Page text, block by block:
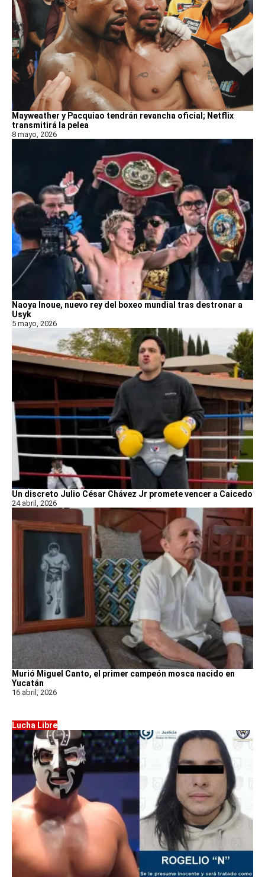
Mayweather y Pacquiao tendrán revancha oficial; Netflix
transmitirá la pelea
8 mayo, 2026
Naoya Inoue, nuevo rey del boxeo mundial tras destronar a
Usyk
5 mayo, 2026
Un discreto Julio César Chávez Jr promete vencer a Caicedo
24 abril, 2026
Murió Miguel Canto, el primer campeón mosca nacido en
Yucatán
16 abril, 2026
Lucha Libre